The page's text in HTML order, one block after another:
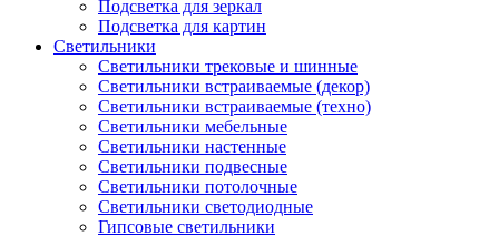
Подсветка для зеркал
Подсветка для картин
Светильники
Светильники трековые и шинные
Светильники встраиваемые (декор)
Светильники встраиваемые (техно)
Светильники мебельные
Светильники настенные
Светильники подвесные
Светильники потолочные
Светильники светодиодные
Гипсовые светильники